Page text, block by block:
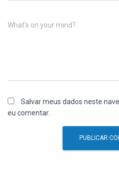
What's on your mind?
Salvar meus dados neste
eu comentar.